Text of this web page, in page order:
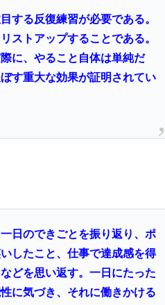
する反復練習が必要である。
ストアップすることである。
に、やること自体は単純だ
す重大な効果が証明されてい
日のできごとを振り返り、ポ
したこと、仕事で達成感を得
どを思い返す。一日にたった
に気づき、それに働きかける